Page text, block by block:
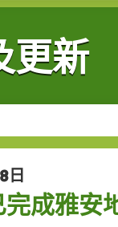
更新
日
成雅安